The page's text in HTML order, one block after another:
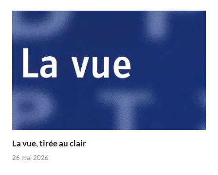
La vue, tirée au clair
26 mai 2026